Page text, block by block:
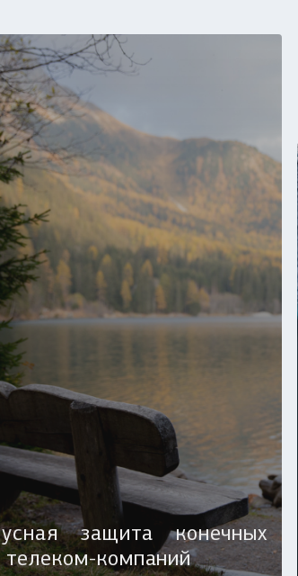
защита конечных
телеком-компаний